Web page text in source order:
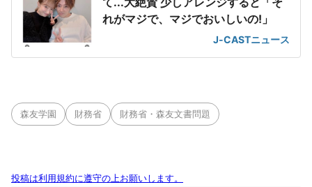
れがマジで、マジでおいしいの!」
J-CASTニュース
森友学園 財務省 財務省・森友文書問題